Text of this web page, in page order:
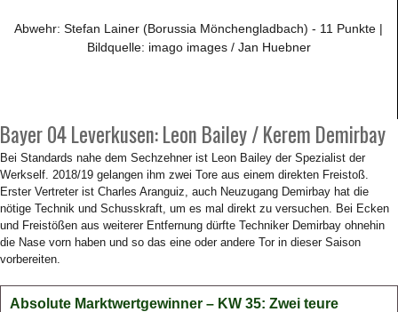
Abwehr: Stefan Lainer (Borussia Mönchengladbach) - 11 Punkte |
Bildquelle: imago images / Jan Huebner
Bayer 04 Leverkusen: Leon Bailey / Kerem Demirbay
Bei Standards nahe dem Sechzehner ist Leon Bailey der Spezialist der
Werkself. 2018/19 gelangen ihm zwei Tore aus einem direkten Freistoß.
Erster Vertreter ist Charles Aranguiz, auch Neuzugang Demirbay hat die
nötige Technik und Schusskraft, um es mal direkt zu versuchen. Bei Ecken
und Freistößen aus weiterer Entfernung dürfte Techniker Demirbay ohnehin
die Nase vorn haben und so das eine oder andere Tor in dieser Saison
vorbereiten.
Absolute Marktwertgewinner – KW 35: Zwei teure